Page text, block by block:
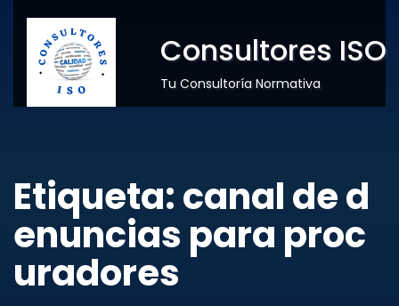
Consultores ISO
Tu Consultoría Normativa
Etiqueta:canal de d
enuncias para proc
uradores